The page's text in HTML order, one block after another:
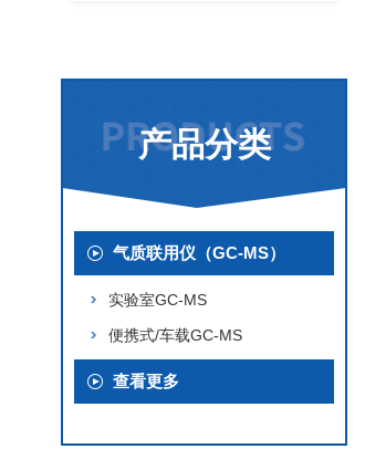
产品分类
气质联用仪（GC-MS）
实验室GC-MS
便携式/车载GC-MS
查看更多